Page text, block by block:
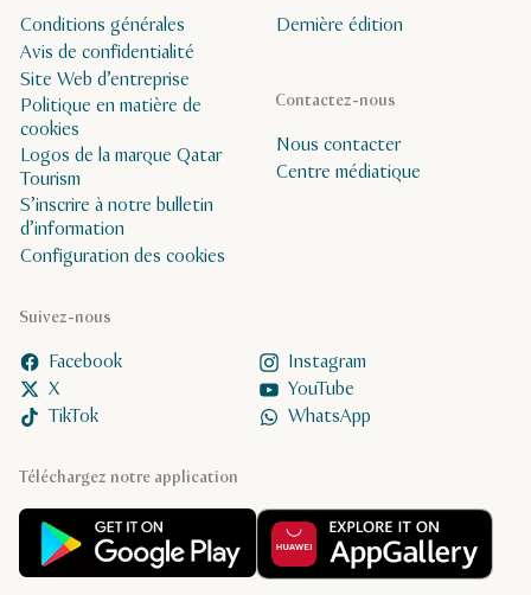
Téléchargez notre application
Dernière édition
Suivez-nous
Facebook
Instagram
X
YouTube
TikTok
WhatsApp
Contactez-nous
Nous contacter
Centre médiatique
Conditions générales
Avis de confidentialité
Site Web d’entreprise
Politique en matière de
cookies
Logos de la marque Qatar
Tourism
S’inscrire à notre bulletin
d’information
Configuration des cookies